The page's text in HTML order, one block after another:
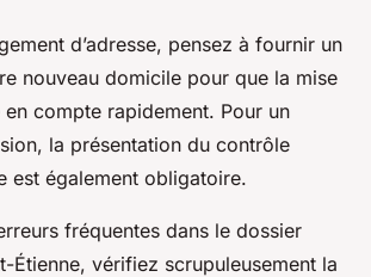
d’adresse, pensez à fournir un
nouveau domicile pour que la mise
compte rapidement. Pour un
la présentation du contrôle
est également obligatoire.
fréquentes dans le dossier
Étienne, vérifiez scrupuleusement la